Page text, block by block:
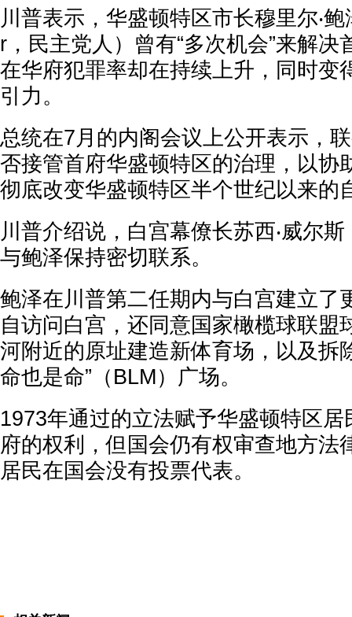
川普表示，华盛顿特区市长穆里尔‧
r，民主党人）曾有“多次机会”来解决
在华府犯罪率却在持续上升，同时变
引力。
总统在7月的内阁会议上公开表示，
否接管首府华盛顿特区的治理，以协
彻底改变华盛顿特区半个世纪以来的
川普介绍说，白宫幕僚长苏西‧威尔
与鲍泽保持密切联系。
鲍泽在川普第二任期内与白宫建立了
自访问白宫，还同意国家橄榄球联盟
河附近的原址建造新体育场，以及拆
命也是命”（BLM）广场。
1973年通过的立法赋予华盛顿特区
府的权利，但国会仍有权审查地方法
居民在国会没有投票代表。